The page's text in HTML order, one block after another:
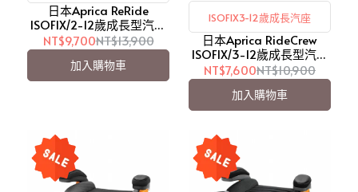
日本Aprica ReRide
ISOFIX/2-12歲成長型汽座
(兩色可選)【愛吾兒】
NT$9,700NT$13,900
加入購物車
ISOFIX3-12歲成長汽座
日本Aprica RideCrew
ISOFIX/3-12歲成長型汽座
(兩色可選)【愛吾兒】
NT$7,600NT$10,900
加入購物車